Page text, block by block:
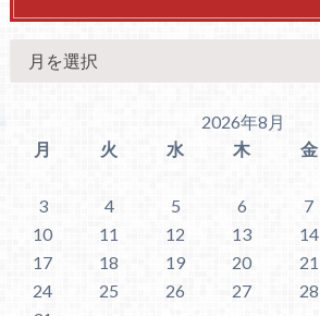
2026年8月
月
火 水 木 金
3
4 5 6 7
10
11 12 13 14
17
18 19 20 21
24
25 26 27 28